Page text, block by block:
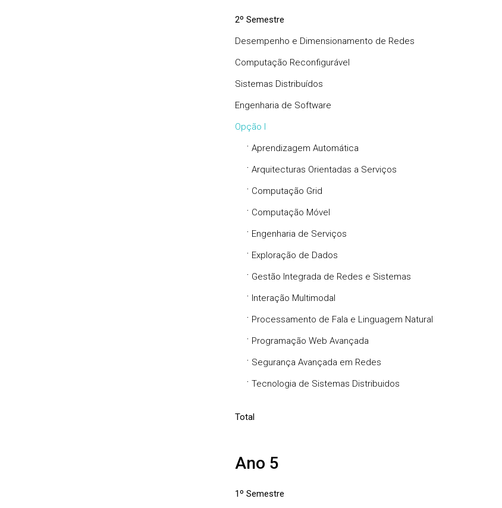
2º Semestre
Desempenho e Dimensionamento de Redes
Computação Reconfigurável
Sistemas Distribuídos
Engenharia de Software
Opção I
· Aprendizagem Automática
· Arquitecturas Orientadas a Serviços
· Computação Grid
· Computação Móvel
· Engenharia de Serviços
· Exploração de Dados
· Gestão Integrada de Redes e Sistemas
· Interação Multimodal
· Processamento de Fala e Linguagem Natural
· Programação Web Avançada
· Segurança Avançada em Redes
· Tecnologia de Sistemas Distribuidos
Total
Ano 5
1º Semestre